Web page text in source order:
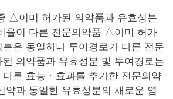
△이미 허가된 의약품과 유효성분
율이 다른 전문의약품 △이미 허가
은 동일하나 투여경로가 다른 전문
의약품과 유효성분 및 투여경로는
른 효능ㆍ효과를 추가한 전문의약
과 동일한 유효성분의 새로운 염